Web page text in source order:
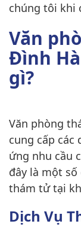
chúng tôi khi
Văn
Đình
gì?
Văn phòng
cung cấp các
ứng nhu cầu
đây là một
thám tử tại
Dịch Vụ